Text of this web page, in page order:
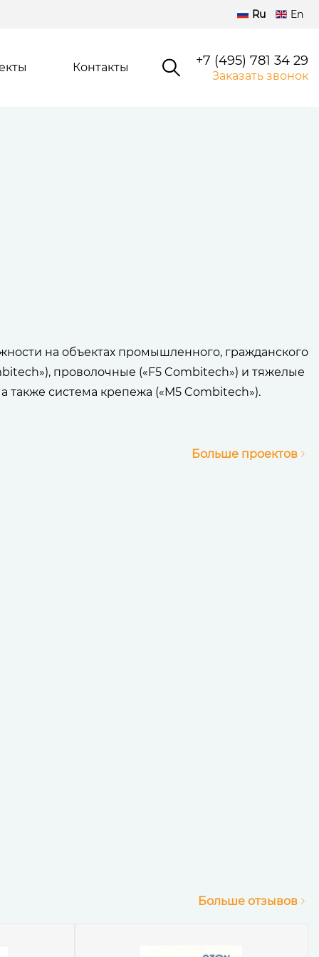
Ru En
Контакты +7 (495) 781 34 29
Заказать звонок
на объектах промышленного, гражданского
проволочные («F5 Combitech») и тяжелые
система крепежа («M5 Combitech»).
Больше проектов
Больше отзывов